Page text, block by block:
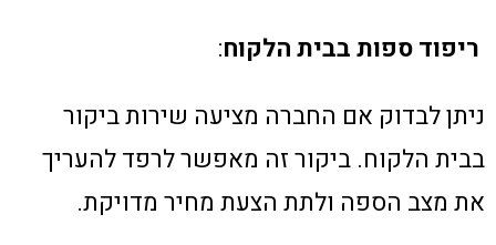
ריפוד ספות בבית הלקוח:
ניתן לבדוק אם החברה מציעה שירות ביקור
בבית הלקוח. ביקור זה מאפשר לרפד להעריך
את מצב הספה ולתת הצעת מחיר מדויקת.